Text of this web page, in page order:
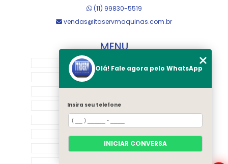
(11) 99830-5519
vendas@itaservmaquinas.com.br
MENU
MANUTENÇÃO E USINAGEM
LOJA
EQUIPAMENTOS
RASTREAMENTO
CONTATO
Olá! Fale agora pelo WhatsApp
Insira seu telefone
INICIAR CONVERSA